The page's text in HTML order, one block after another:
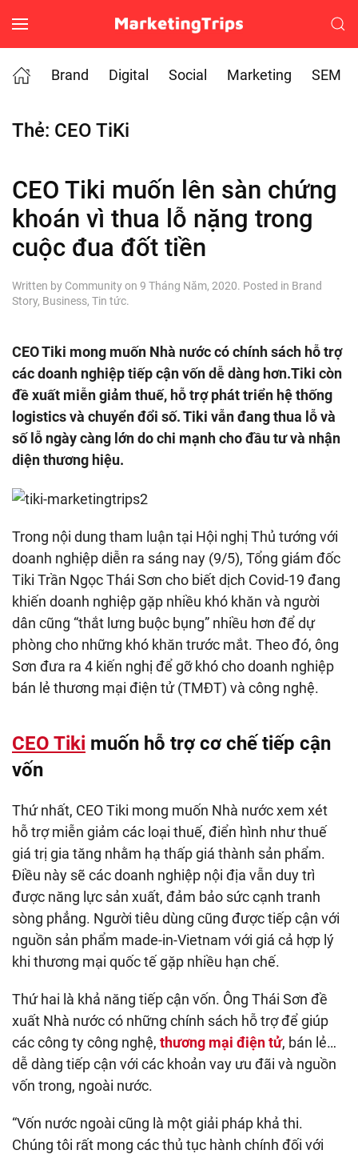
Skip to main content
Brand
Digital Social Marketing SEM
Thẻ: CEO TiKi
CEO Tiki muốn lên sàn chứng
khoán vì thua lỗ nặng trong
cuộc đua đốt tiền
Written by Communityon 9 Tháng Năm, 2020. Posted in Brand
Story, Business, Tin tức.
CEO Tiki mong muốn Nhà nước có chính sách hỗ trợ
các doanh nghiệp tiếp cận vốn dễ dàng hơn.Tiki còn
đề xuất miễn giảm thuế, hỗ trợ phát triển hệ thống
logistics và chuyển đổi số. Tiki vẫn đang thua lỗ và
số lỗ ngày càng lớn do chi mạnh cho đầu tư và nhận
diện thương hiệu.
Trong nội dung tham luận tại Hội nghị Thủ tướng với
doanh nghiệp diễn ra sáng nay (9/5), Tổng giám đốc
Tiki Trần Ngọc Thái Sơn cho biết dịch Covid-19 đang
khiến doanh nghiệp gặp nhiều khó khăn và người
dân cũng “thắt lưng buộc bụng” nhiều hơn để dự
phòng cho những khó khăn trước mắt. Theo đó, ông
Sơn đưa ra 4 kiến nghị để gỡ khó cho doanh nghiệp
bán lẻ thương mại điện tử (TMĐT) và công nghệ.
CEO Tiki muốn hỗ trợ cơ chế tiếp cận
vốn
Thứ nhất, CEO Tiki mong muốn Nhà nước xem xét
hỗ trợ miễn giảm các loại thuế, điển hình như thuế
giá trị gia tăng nhằm hạ thấp giá thành sản phẩm.
Điều này sẽ các doanh nghiệp nội địa vẫn duy trì
được năng lực sản xuất, đảm bảo sức cạnh tranh
sòng phẳng. Người tiêu dùng cũng được tiếp cận với
nguồn sản phẩm made-in-Vietnam với giá cả hợp lý
khi thương mại quốc tế gặp nhiều hạn chế.
Thứ hai là khả năng tiếp cận vốn. Ông Thái Sơn đề
xuất Nhà nước có những chính sách hỗ trợ để giúp
các công ty công nghệ, thương mại điện tử, bán lẻ…
dễ dàng tiếp cận với các khoản vay ưu đãi và nguồn
vốn trong, ngoài nước.
“Vốn nước ngoài cũng là một giải pháp khả thi.
Chúng tôi rất mong các thủ tục hành chính đối với